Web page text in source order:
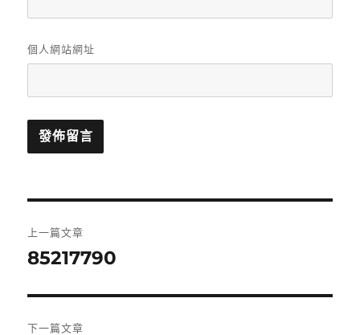
個人網站網址
章
覽
上一篇文章
上
篇
文
85217790
下一篇文章